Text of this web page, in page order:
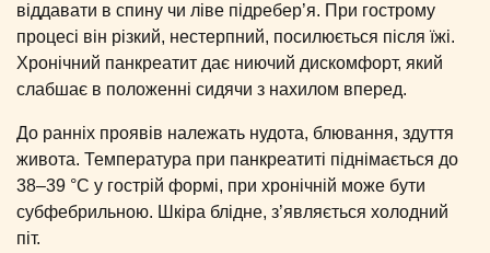
віддавати в спину чи ліве підребер’я. При гострому
процесі він різкий, нестерпний, посилюється після їжі.
Хронічний панкреатит дає ниючий дискомфорт, який
слабшає в положенні сидячи з нахилом вперед.
До ранніх проявів належать нудота, блювання, здуття
живота. Температура при панкреатиті піднімається до
38–39 °C у гострій формі, при хронічній може бути
субфебрильною. Шкіра блідне, з’являється холодний
піт.